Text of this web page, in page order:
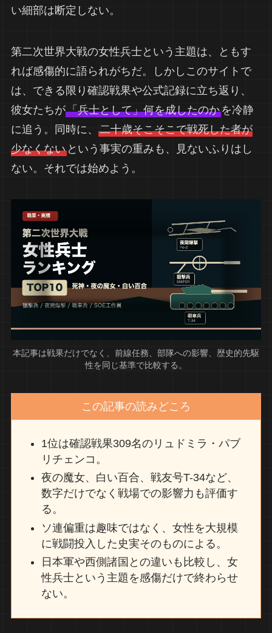
い細部は断定しない。
第二次世界大戦の女性兵士という主題は、ともす
れば感傷的に語られがちだ。しかしこのサイトで
は、できる限り確認戦果や公式記録に立ち返り、
彼女たちが「兵士として」何を成したのかを冷静
に追う。同時に、 二十歳そこそこで戦死した者が
少なくないという事実の重みも、見ないふりはし
ない。それでは始めよう。
本記事は戦果だけでなく、前線任務、部隊への影響、歴史的先駆
性を同じ基準で比較する。
この記事の読みどころ
1位は確認戦果309名のリュドミラ・パブ
リチェンコ。
夜の魔女、白い百合、戦友号T-34など、
数字だけでなく戦場での影響力も評価す
る。
ソ連偏重は趣味ではなく、女性を大規模
に戦闘投入した史実そのものによる。
日本軍や西側諸国との違いも比較し、女
性兵士という主題を感傷だけで終わらせ
ない。